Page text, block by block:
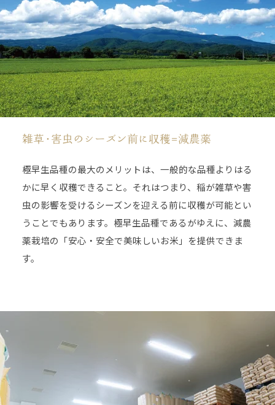
雑草・害虫のシーズン前に収穫=減農薬
極早生品種の最大のメリットは、一般的な品種よりはる
かに早く収穫できること。それはつまり、稲が雑草や害
虫の影響を受けるシーズンを迎える前に収穫が可能とい
うことでもあります。極早生品種であるがゆえに、減農
薬栽培の「安心・安全で美味しいお米」を提供できま
す。